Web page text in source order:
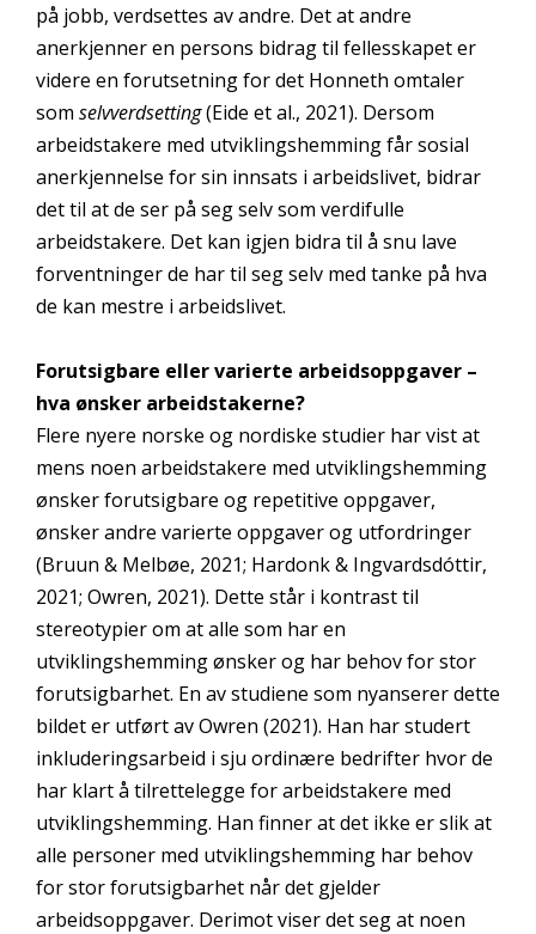
på jobb, verdsettes av andre. Det at andre
anerkjenner en persons bidrag til fellesskapet er
videre en forutsetning for det Honneth omtaler
som selvverdsetting(Eide et al., 2021). Dersom
arbeidstakere med utviklingshemming får sosial
anerkjennelse for sin innsats i arbeidslivet, bidrar
det til at de ser på seg selv som verdifulle
arbeidstakere. Det kan igjen bidra til å snu lave
forventninger de har til seg selv med tanke på hva
de kan mestre i arbeidslivet.
Forutsigbare eller varierte arbeidsoppgaver –
hva ønsker arbeidstakerne?
Flere nyere norske og nordiske studier har vist at
mens noen arbeidstakere med utviklingshemming
ønsker forutsigbare og repetitive oppgaver,
ønsker andre varierte oppgaver og utfordringer
(Bruun & Melbøe, 2021; Hardonk & Ingvardsdóttir,
2021; Owren, 2021). Dette står i kontrast til
stereotypier om at alle som har en
utviklingshemming ønsker og har behov for stor
forutsigbarhet. En av studiene som nyanserer dette
bildet er utført av Owren (2021). Han har studert
inkluderingsarbeid i sju ordinære bedrifter hvor de
har klart å tilrettelegge for arbeidstakere med
utviklingshemming. Han finner at det ikke er slik at
alle personer med utviklingshemming har behov
for stor forutsigbarhet når det gjelder
arbeidsoppgaver. Derimot viser det seg at noen